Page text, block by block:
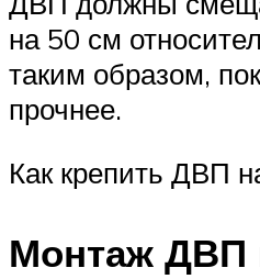
на 50 см
таким образом,
прочнее.
Как крепить ДВП
Монтаж ДВП